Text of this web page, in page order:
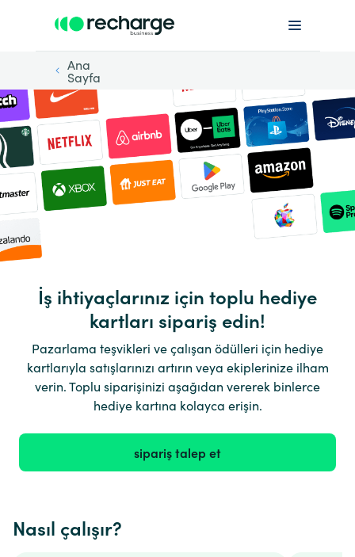
Ana
Sayfa
İş ihtiyaçlarınız için toplu hediye
kartları sipariş edin!
Pazarlama teşvikleri ve çalışan ödülleri için hediye
kartlarıyla satışlarınızı artırın veya ekiplerinize ilham
verin. Toplu siparişinizi aşağıdan vererek binlerce
hediye kartına kolayca erişin.
sipariş talep et
Nasıl çalışır?